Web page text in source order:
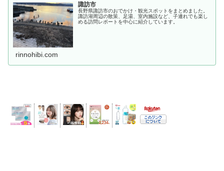
諏訪市
長野県諏訪市のおでかけ・観光スポットをまとめました。
諏訪湖周辺の散策、足湯、室内施設など、子連れでも楽し
める訪問レポートを中心に紹介しています。
rinnohibi.com